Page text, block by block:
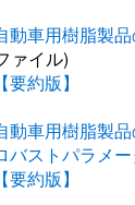
動車用樹脂製
ァイル)
【要約版】
動車用樹脂製
バストパラメー
【要約版】